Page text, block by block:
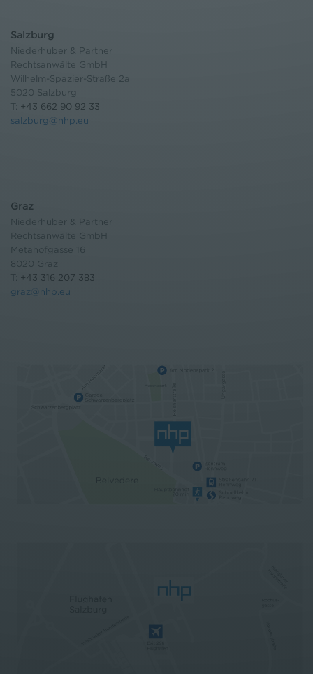
Salzburg
Niederhuber & Partner
Rechtsanwälte GmbH
Wilhelm-Spazier-Straße 2a
5020 Salzburg
T: +43 662 90 92 33
salzburg@nhp.eu
Graz
Niederhuber & Partner
Rechtsanwälte GmbH
Metahofgasse 16
8020 Graz
+43 316 207 383
graz@nhp.eu